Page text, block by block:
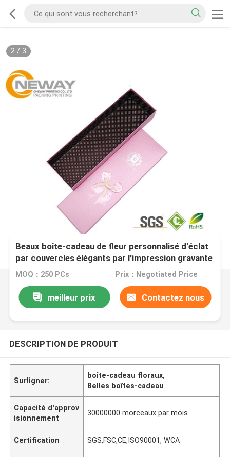
2/ 3
Beaux boîte-cadeau de fleur personnalisé d'éclat
par couvercles élégants par l'impression gravante
en refief
MOQ：250 PCs Prix：Negotiated Price
meilleur prix Contactez nous
DESCRIPTION DE PRODUIT
Surligner:
boîte-cadeau floraux,
Belles boîtes-cadeau
Capacité d'approv
isionnement
30000000 morceaux par mois
Certification SGS,FSC,CE,ISO90001, WCA